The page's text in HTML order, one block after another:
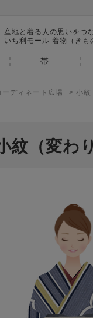
産地と着る人の思いをつ
いち利モール 着物（きも
帯
ディネート広場 > 小
紋（変わ